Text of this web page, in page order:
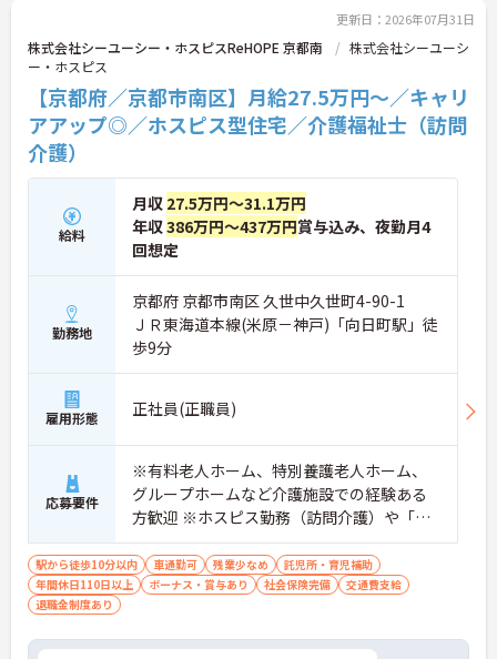
で、24時間連携の訪問診療医もいるため、医療依存
度の高い方へのケアもチームで安心して取り組める
環境です。
★おすすめPOINT★
【無理なくステップアップできる業務内容】
・実務未経験からでも挑戦可能です
・入浴介助なし、まずは生活支援や看護師のサポー
トからスタートできます
・資格取得支援制度を活用し、将来的に訪問介護員
を目指せる環境です
【手厚い待遇と働きやすさの両立】
・介護福祉士手当25,000円あり
・残業は全社平均残業月5時間程度と少なくプライ
ベートの時間を確保できます
・3日以上の連続休暇取得で支援金が支給される独
自の制度があります
・夏季・冬季の特別休暇があり年間休日は113日し
っかりと休めます
【安心の教育・チームサポート体制】
・手厚い人員配置で困った時もすぐに相談可能です
更新日：2026年07月31日
株式会社シーユーシー・ホスピスReHOPE 京都南
株式会社シーユーシ
ー・ホスピス
【京都府／京都市南区】月給27.5万円～／キャリ
アアップ◎／ホスピス型住宅／介護福祉士（訪問
介護）
給料
月収 27.5万円～31.1万円
年収386万円～437万円賞与込み、夜勤月4
回想定
勤務地
京都府 京都市南区 久世中久世町4-90-1
ＪＲ東海道本線(米原－神戸)「向日町駅」徒
歩9分
雇用形態 正社員(正職員)
応募要件
※有料老人ホーム、特別養護老人ホーム、
グループホームなど介護施設での経験ある
方歓迎 ※ホスピス勤務（訪問介護）や「看
取り」が初めての方も可
駅から徒歩10分以内 車通勤可 残業少なめ
託児所・育児補助
年間休日110日以上
ボーナス・賞与あり 社会保険完備
交通費支給
退職金制度あり